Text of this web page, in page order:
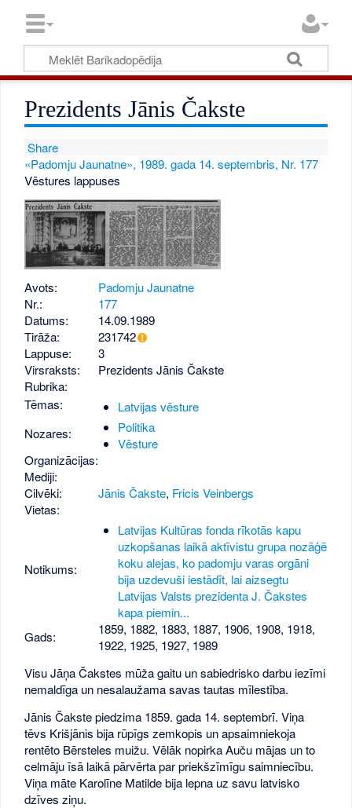
Prezidents Jānis Čakste
Share
«Padomju Jaunatne», 1989. gada 14. septembris, Nr. 177
Vēstures lappuses
Avots:
Padomju Jaunatne
Nr.:
177
Datums:
14.09.1989
Tirāža:
231742
Lappuse:
3
Virsraksts:
Prezidents Jānis Čakste
Rubrika:
Tēmas:
Latvijas vēsture
Nozares:
Politika
Vēsture
Organizācijas:
Mediji:
Cilvēki:
Jānis Čakste, Fricis Veinbergs
Vietas:
Notikums:
Latvijas Kultūras fonda rīkotās kapu
uzkopšanas laikā aktīvistu grupa nozāģē
koku alejas, ko padomju varas orgāni
bija uzdevuši iestādīt, lai aizsegtu
Latvijas Valsts prezidenta J. Čakstes
kapa piemin...
Gads:
1859, 1882, 1883, 1887, 1906, 1908, 1918,
1922, 1925, 1927, 1989
Visu Jāņa Čakstes mūža gaitu un sabiedrisko darbu iezīmi
nemaldīga un nesalaužama savas tautas mīlestība.
Jānis Čakste piedzima 1859. gada 14. septembrī. Viņa
tēvs Krišjānis bija rūpīgs zemkopis un apsaimniekoja
rentēto Bērsteles muižu. Vēlāk nopirka Auču mājas un to
celmāju īsā laikā pārvērta par priekšzīmīgu saimniecību.
Viņa māte Karolīne Matilde bija lepna uz savu latvisko
dzīves ziņu.